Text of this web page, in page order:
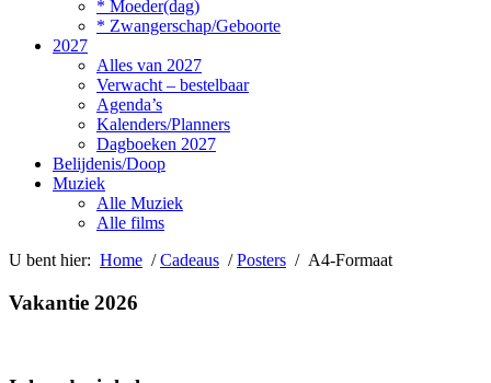
* Moeder(dag)
* Zwangerschap/Geboorte
2027
Alles van 2027
Verwacht – bestelbaar
Agenda’s
Kalenders/Planners
Dagboeken 2027
Belijdenis/Doop
Muziek
Alle Muziek
Alle films
U bent hier: Home /Cadeaus /Posters / A4-Formaat
Vakantie 2026